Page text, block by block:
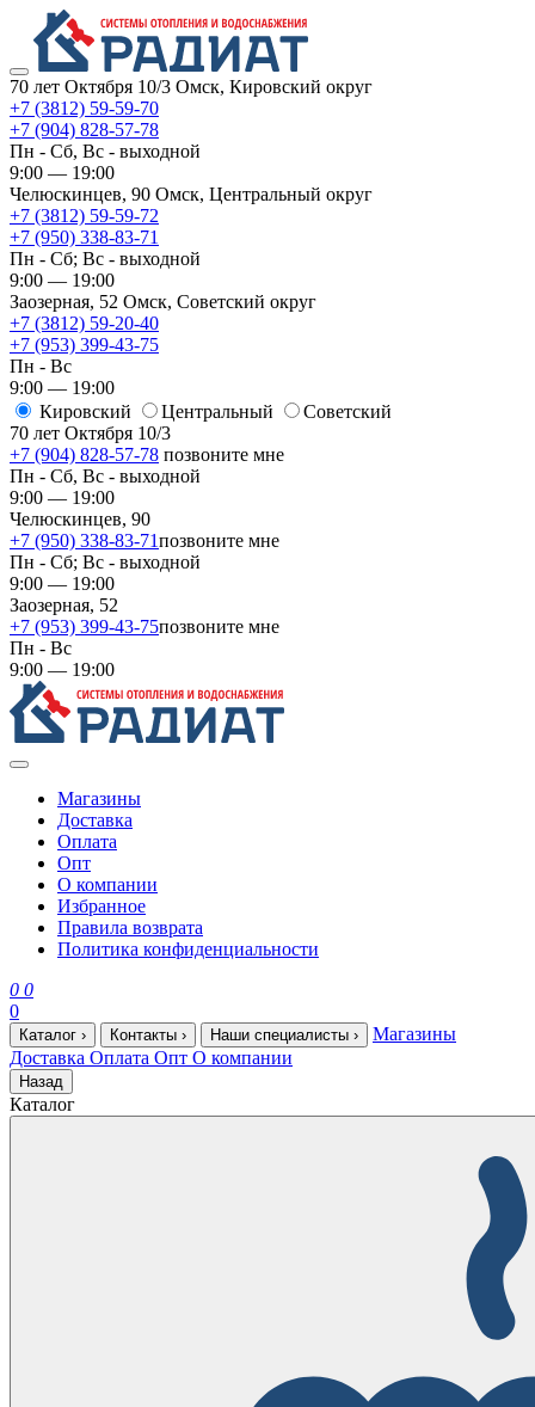
70 лет Октября 10/3 Омск, Кировский округ
+7 (3812) 59-59-70
+7 (904) 828-57-78
Пн - Сб, Вс - выходной
9:00 — 19:00
Челюскинцев, 90 Омск, ​Центральный округ
+7 (3812) 59-59-72
+7 (950) 338-83-71
Пн - Сб; Вс - выходной
9:00 — 19:00
Заозерная, 52 Омск, ​Советский округ
+7 (3812) 59-20-40
+7 (953) 399-43-75
Пн - Вс
9:00 — 19:00
Кировский
​Центральный
​Советский
70 лет Октября 10/3
+7 (904) 828-57-78 позвоните мне
Пн - Сб, Вс - выходной
9:00 — 19:00
Челюскинцев, 90
+7 (950) 338-83-71позвоните мне
Пн - Сб; Вс - выходной
9:00 — 19:00
Заозерная, 52
+7 (953) 399-43-75позвоните мне
Пн - Вс
9:00 — 19:00
Магазины
Доставка
Оплата
Опт
О компании
Избранное
Правила возврата
Политика конфиденциальности
0 0
0
Каталог › Контакты › Наши специалисты ›
Магазины
Доставка Оплата Опт О компании
Назад
Каталог